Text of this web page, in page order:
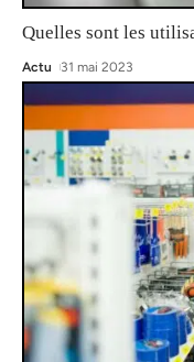
Quelles sont les
Actu 31 mai 2023